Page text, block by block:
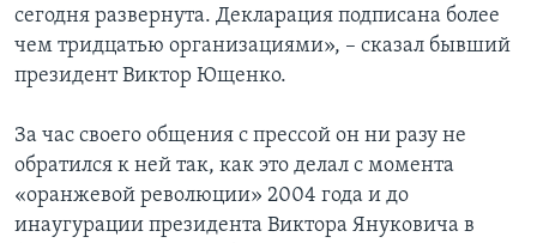
сегодня развернута. Декларация подписана более
чем тридцатью организациями», – сказал бывший
президент Виктор Ющенко.
За час своего общения с прессой он ни разу не
обратился к ней так, как это делал с момента
«оранжевой революции» 2004 года и до
инаугурации президента Виктора Януковича в